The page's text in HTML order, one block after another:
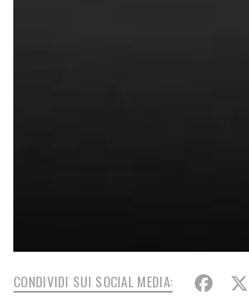
CONDIVIDI SUI SOCIAL MEDIA: